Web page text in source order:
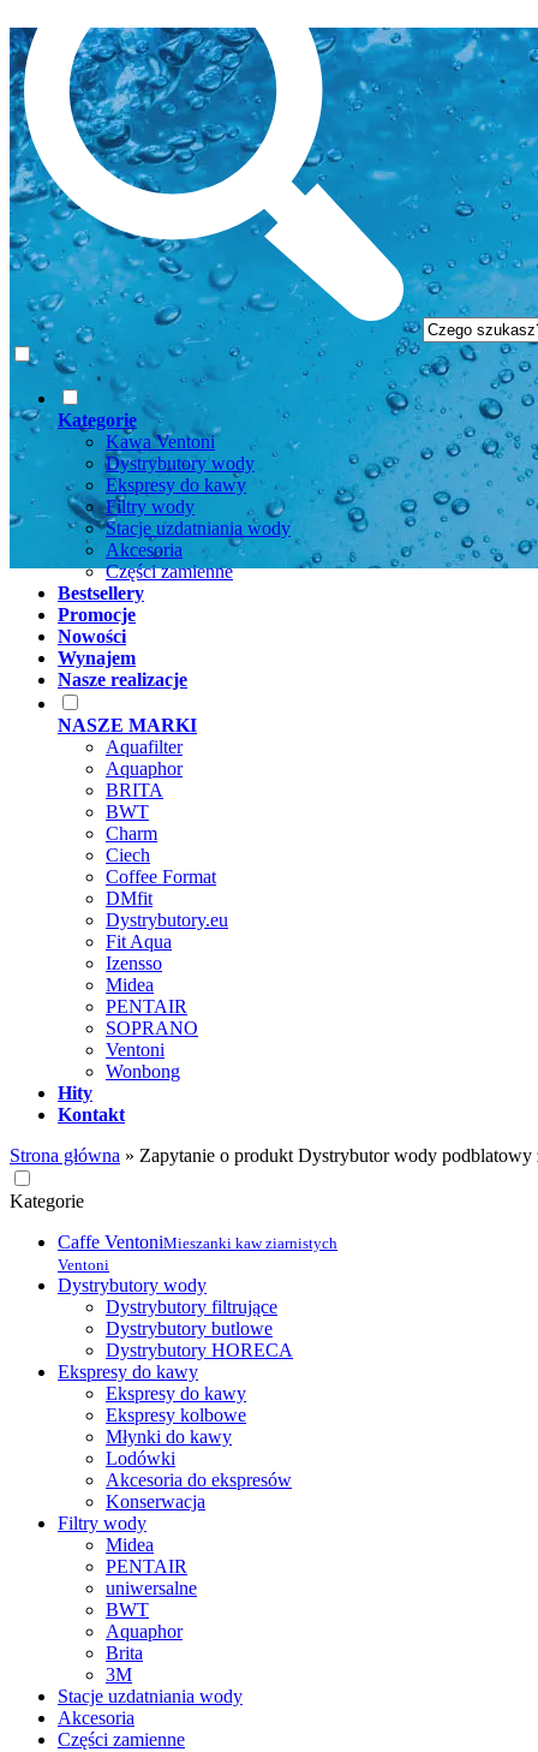
Kategorie
Kawa Ventoni
Dystrybutory wody
Ekspresy do kawy
Filtry wody
Stacje uzdatniania wody
Akcesoria
Części zamienne
Bestsellery
Promocje
Nowości
Wynajem
Nasze realizacje
NASZE MARKI
Aquafilter
Aquaphor
BRITA
BWT
Charm
Ciech
Coffee Format
DMfit
Dystrybutory.eu
Fit Aqua
Izensso
Midea
PENTAIR
SOPRANO
Ventoni
Wonbong
Hity
Kontakt
Strona główna » Zapytanie o produkt Dystrybutor wody podblatowy
Kategorie
Caffe VentoniMieszanki kaw ziarnistych
Ventoni
Dystrybutory wody
Dystrybutory filtrujące
Dystrybutory butlowe
Dystrybutory HORECA
Ekspresy do kawy
Ekspresy do kawy
Ekspresy kolbowe
Młynki do kawy
Lodówki
Akcesoria do ekspresów
Konserwacja
Filtry wody
Midea
PENTAIR
uniwersalne
BWT
Aquaphor
Brita
3M
Stacje uzdatniania wody
Akcesoria
Części zamienne